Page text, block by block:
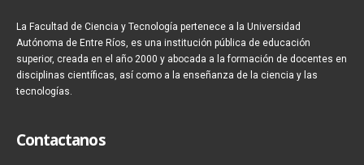
La Facultad de Ciencia y Tecnología pertenece a la Universidad
Autónoma de Entre Ríos, es una institución pública de educación
superior, creada en el año 2000 y abocada a la formación de docentes en
disciplinas científicas, así como a la enseñanza de la ciencia y las
tecnologías.
Contactanos